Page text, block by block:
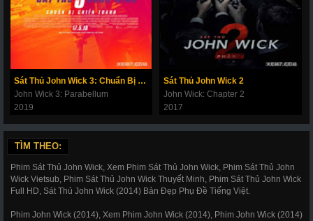
Sát Thủ John Wick 3: Chuẩn Bị Chiến Tranh
John Wick 3: Parabellum
2019
Sát Thủ John Wick 2
John Wick: Chapter 2
2017
TÌM THEO:
Phim Sát Thủ John Wick, Xem Phim Sát Thủ John Wick, Phim Sát Thủ John
Wick Vietsub, Phim Sát Thủ John Wick Thuyết Minh, Phim Sát Thủ John Wick
Full HD, Sát Thủ John Wick (2014) Bản Đẹp Phụ Đề Tiếng Việt.
Phim John Wick (2014), Xem Phim John Wick (2014), Phim John Wick (2014)